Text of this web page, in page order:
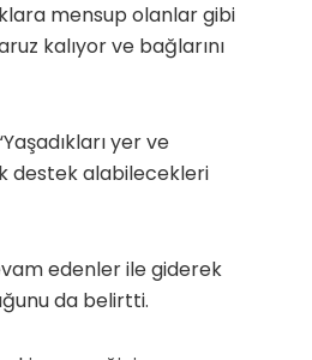
mensup olanlar gibi
kalıyor ve bağlarını
yer ve
destek alabilecekleri
edenler ile giderek
da belirtti.